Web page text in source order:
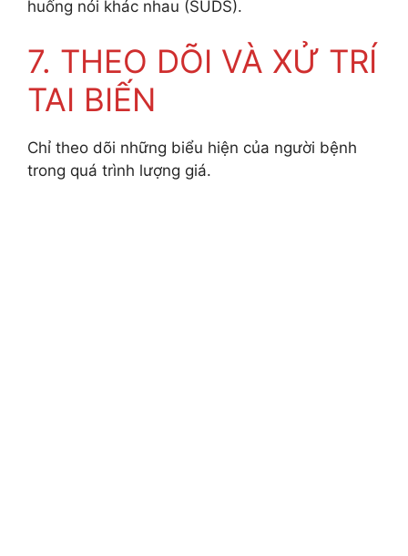
huống nói khác nhau (SUDS).
7. THEO DÕI VÀ XỬ TRÍ
TAI BIẾN
Chỉ theo dõi những biểu hiện của người bệnh
trong quá trình lượng giá.